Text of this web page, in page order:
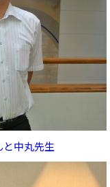
中丸先生